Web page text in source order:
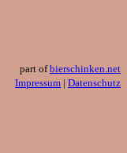
part ofbierschinken.net
Impressum | Datenschutz